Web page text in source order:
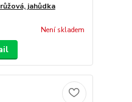
jahůdka
Není skladem